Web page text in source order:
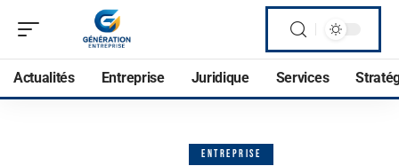
Actualités Entreprise Juridique Services
ENTREPRISE